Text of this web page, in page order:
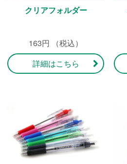
クリアフォルダー
163円 （税込）
詳細はこちら